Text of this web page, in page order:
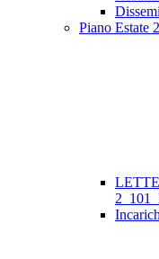
Piano Estate